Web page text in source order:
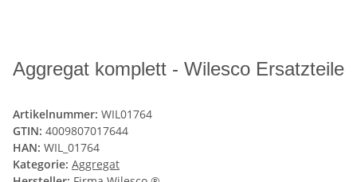
Aggregat komplett - Wilesco Ersatzteile
Artikelnummer: WIL01764
GTIN: 4009807017644
HAN: WIL_01764
Kategorie: Aggregat